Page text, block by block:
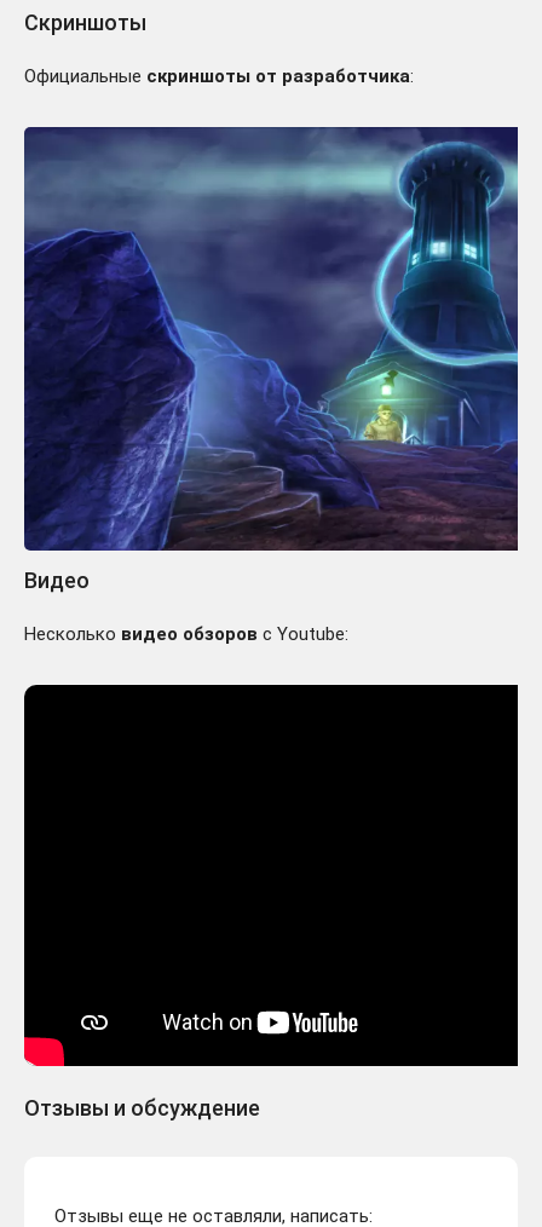
Скриншоты
Официальные скриншоты от разработчика:
Видео
Несколько видео обзоров с Youtube:
Отзывы и обсуждение
Отзывы еще не оставляли, написать: